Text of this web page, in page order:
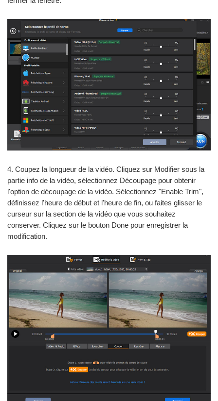
4. Coupez la longueur de la vidéo. Cliquez sur Modifier sous la
partie info de la vidéo, sélectionnez Découpage pour obtenir
l'option de découpage de la vidéo. Sélectionnez "Enable Trim",
définissez l'heure de début et l'heure de fin, ou faites glisser le
curseur sur la section de la vidéo que vous souhaitez
conserver. Cliquez sur le bouton Done pour enregistrer la
modification.